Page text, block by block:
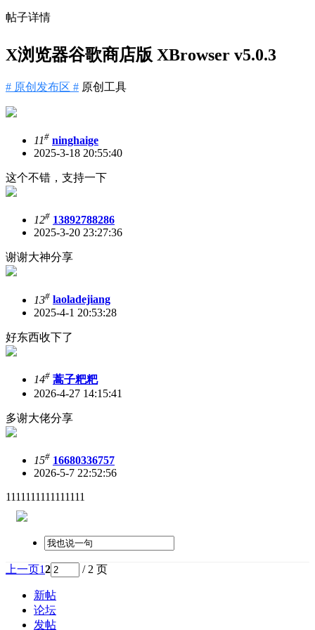
帖子详情
X浏览器谷歌商店版 XBrowser v5.0.3
# 原创发布区 # 原创工具
11# ninghaige
2025-3-18 20:55:40
这个不错，支持一下
12# 13892788286
2025-3-20 23:27:36
谢谢大神分享
13# laoladejiang
2025-4-1 20:53:28
好东西收下了
14# 蒿子粑粑
2026-4-27 14:15:41
多谢大佬分享
15# 16680336757
2026-5-7 22:52:56
1111111111111111
上一页 12 / 2 页
新帖
论坛
发帖